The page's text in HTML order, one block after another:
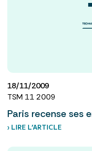
18/11/2009
TSM 11 2009
Paris recense ses
› LIRE L’ARTICLE